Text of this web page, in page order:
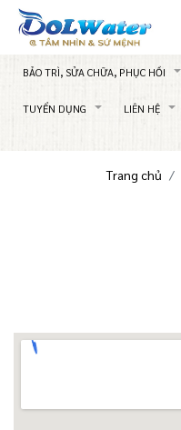
BẢO TRÌ, SỬA CHỮA, PHỤC HỒI
TUYỂN DỤNG LIÊN HỆ
Trang chủ